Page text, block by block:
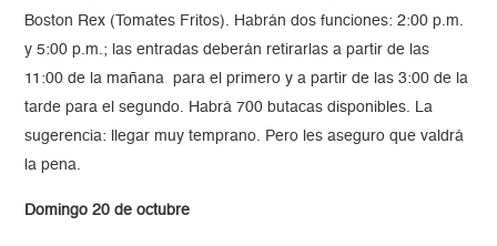
Boston Rex (Tomates Fritos). Habrán dos funciones: 2:00 p.m.
y 5:00 p.m.; las entradas deberán retirarlas a partir de las
11:00 de la mañana para el primero y a partir de las 3:00 de la
tarde para el segundo. Habrá 700 butacas disponibles. La
sugerencia: llegar muy temprano. Pero les aseguro que valdrá
la pena.
Domingo 20 de octubre